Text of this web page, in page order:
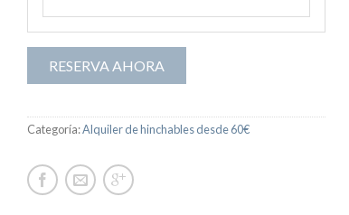
RESERVA AHORA
Categoría:Alquiler de hinchables desde 60€